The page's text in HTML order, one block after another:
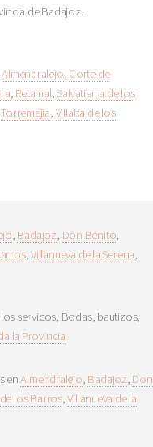
de Badajoz.
Almendralejo, Corte de
, Retamal, Salvatierra de los
Torremejia, Villaba de los
, Badajoz, Don Benito,
,Villanueva de la Serena,
servicos, Bodas, bautizos,
la Provincia
enAlmendralejo, Badajoz, Don
los Barros,Villanueva de la